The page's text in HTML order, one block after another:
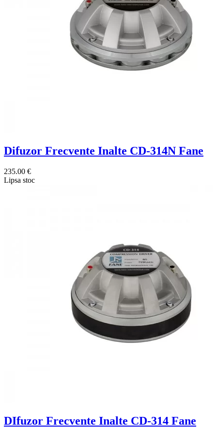
Difuzor Frecvente Inalte CD-314N Fane
235.00 €
Lipsa stoc
DIfuzor Frecvente Inalte CD-314 Fane